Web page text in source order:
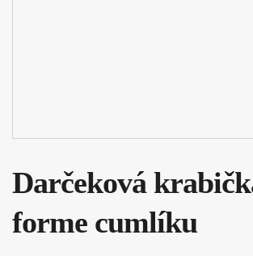
Darčeková
forme cumlíku